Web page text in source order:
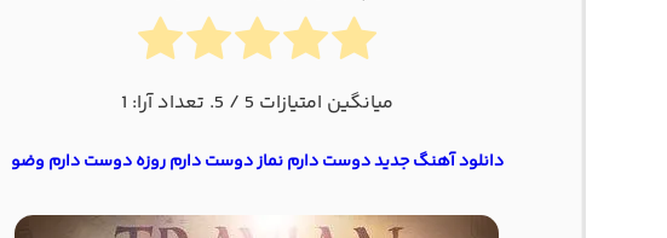
میانگین امتیازات 5 / 5. تعداد آرا: 1
دانلود آهنگ جدید دوست دارم نماز دوست دارم روزه دوست دارم وضو